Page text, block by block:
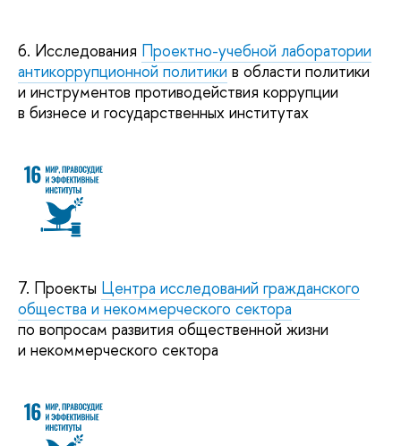
6. Исследования Проектно-учебной лаборатории
антикоррупционной политики в области политики
и инструментов противодействия коррупции
в бизнесе и государственных институтах
7. Проекты Центра исследований гражданского
общества и некоммерческого сектора
по вопросам развития общественной жизни
и некоммерческого сектора